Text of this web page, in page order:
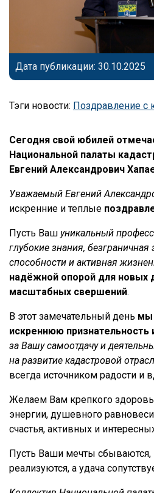
Дата публикации: 30.10.2025
Тэги новости: Поздравление с
Сегодня свой юбилей
Национальной палаты
Евгений Александрович
Уважаемый Евгений
искренние и теплые
Пусть Ваш уникальный
глубокие знания, безграничная
способности и активная
надёжной опорой для новых
масштабных свершений.
️В этот замечательный день мы
искреннюю признательность
за Вашу самоотдачу и
на развитие кадастровой
всегда источником радости и
Желаем Вам крепкого
энергии, душевного
счастья, активных и
Пусть Ваши мечты
реализуются, а удача